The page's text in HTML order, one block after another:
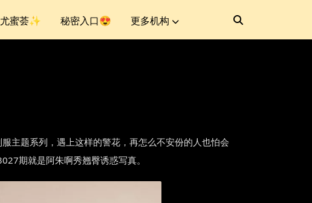
蜜荟✨ 秘密入口😍 更多机构
主题系列，遇上这样的警花，再怎么不安份的人也怕会
期就是阿朱啊秀翘臀诱惑写真。